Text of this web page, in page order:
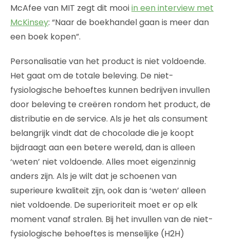
McAfee van MIT zegt dit mooiin een interview met
McKinsey: “Naar de boekhandel gaan is meer dan
een boek kopen”.
Personalisatie van het product is niet voldoende.
Het gaat om de totale beleving. De niet-
fysiologische behoeftes kunnen bedrijven invullen
door beleving te creëren rondom het product, de
distributie en de service. Als je het als consument
belangrijk vindt dat de chocolade die je koopt
bijdraagt aan een betere wereld, dan is alleen
‘weten’ niet voldoende. Alles moet eigenzinnig
anders zijn. Als je wilt dat je schoenen van
superieure kwaliteit zijn, ook dan is ‘weten’ alleen
niet voldoende. De superioriteit moet er op elk
moment vanaf stralen. Bij het invullen van de niet-
fysiologische behoeftes is menselijke (H2H)